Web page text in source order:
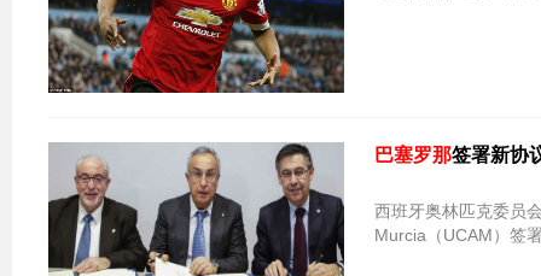
巴塞罗那签署新协
西班牙奥林匹克委员
Murcia（UCAM）签